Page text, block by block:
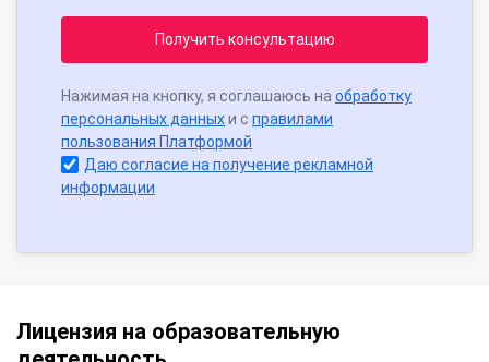
Получить консультацию
Нажимая на кнопку, я соглашаюсь на обработку
персональных данныхи с правилами
пользования Платформой
Даю согласие на получение рекламной
информации
Лицензия на образовательную